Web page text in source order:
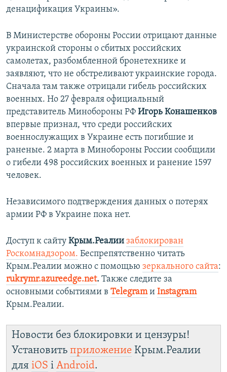
денацификация Украины».
В Министерстве обороны России отрицают данные
украинской стороны о сбитых российских
самолетах, разбомбленной бронетехнике и
заявляют, что не обстреливают украинские города.
Сначала там также отрицали гибель российских
военных. Но 27 февраля официальный
представитель Минобороны РФ Игорь Конашенков
впервые признал, что среди российских
военнослужащих в Украине есть погибшие и
раненые. 2 марта в Минобороны России сообщили
о гибели 498 российских военных и ранение 1597
человек.
Независимого подтверждения данных о потерях
армии РФ в Украине пока нет.
Доступ к сайту Крым.Реалии заблокирован
Роскомнадзором. Беспрепятственно читать
Крым.Реалии можно с помощью зеркального сайта:
rukrymr.azureedge.net. Также следите за
основными событиями в Telegramи Instagram
Крым.Реалии.
Новости без блокировки и цензуры!
Установить приложение Крым.Реалии
для iOS і Android.